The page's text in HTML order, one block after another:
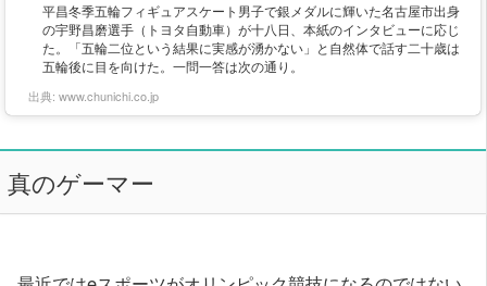
平昌冬季五輪フィギュアスケート男子で銀メダルに輝いた名古屋市出身
の宇野昌磨選手（トヨタ自動車）が十八日、本紙のインタビューに応じ
た。「五輪二位という結果に実感が湧かない」と自然体で話す二十歳は
五輪後に目を向けた。一問一答は次の通り。
出典: www.chunichi.co.jp
真のゲーマー